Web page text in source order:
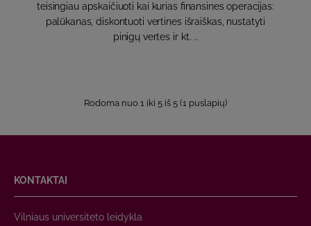
teisingiau apskaičiuoti kai kurias finansines operacijas:
palūkanas, diskontuoti vertines išraiškas, nustatyti
pinigų vertes ir kt. ..
Rodoma nuo 1 iki 5 iš 5 (1 puslapių)
KONTAKTAI
Vilniaus universiteto leidykla